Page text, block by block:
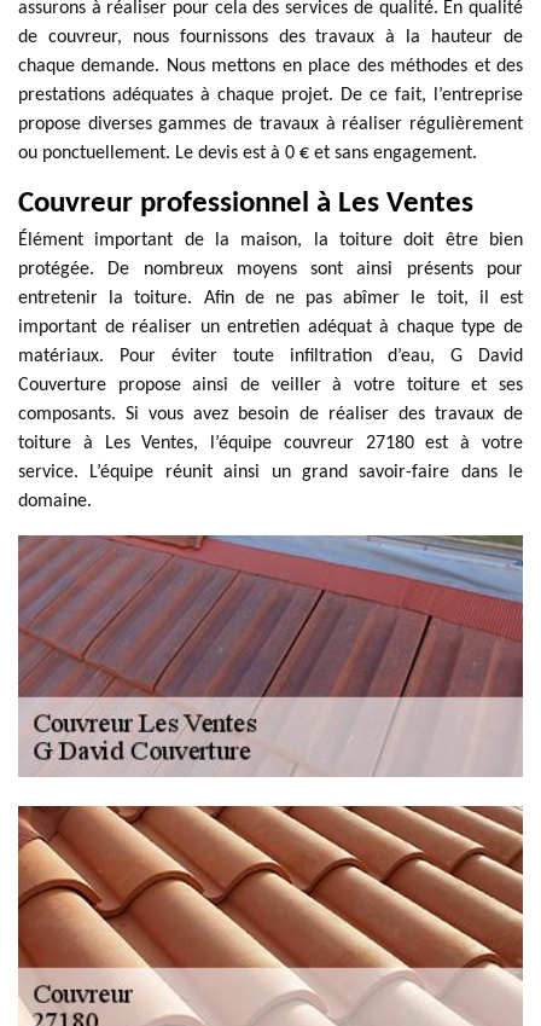
assurons à réaliser pour cela des services de qualité. En qualité
de couvreur, nous fournissons des travaux à la hauteur de
chaque demande. Nous mettons en place des méthodes et des
prestations adéquates à chaque projet. De ce fait, l’entreprise
propose diverses gammes de travaux à réaliser régulièrement
ou ponctuellement. Le devis est à 0 € et sans engagement.
Couvreur professionnel à Les Ventes
Élément important de la maison, la toiture doit être bien
protégée. De nombreux moyens sont ainsi présents pour
entretenir la toiture. Afin de ne pas abîmer le toit, il est
important de réaliser un entretien adéquat à chaque type de
matériaux. Pour éviter toute infiltration d’eau, G David
Couverture propose ainsi de veiller à votre toiture et ses
composants. Si vous avez besoin de réaliser des travaux de
toiture à Les Ventes, l’équipe couvreur 27180 est à votre
service. L’équipe réunit ainsi un grand savoir-faire dans le
domaine.